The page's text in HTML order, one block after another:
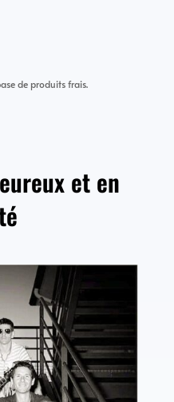
de produits frais.
et en